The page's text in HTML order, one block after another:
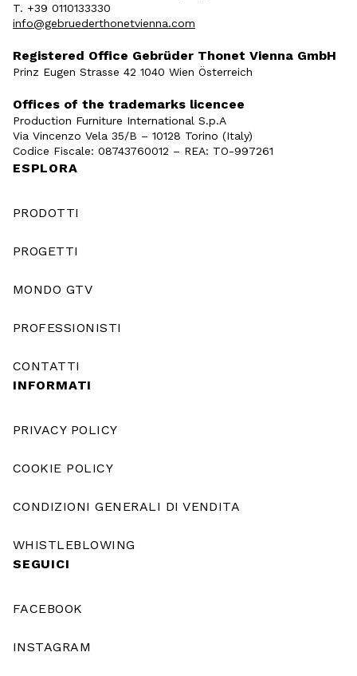
T. +39 0110133330
info@gebruederthonetvienna.com
Registered Office Gebrüder Thonet Vienna GmbH
Prinz Eugen Strasse 42 1040 Wien Österreich
Offices of the trademarks licencee
Production Furniture International S.p.A
Via Vincenzo Vela 35/B – 10128 Torino (Italy)
Codice Fiscale: 08743760012 – REA: TO-997261
ESPLORA
PRODOTTI
PROGETTI
MONDO GTV
PROFESSIONISTI
CONTATTI
INFORMATI
PRIVACY POLICY
COOKIE POLICY
CONDIZIONI GENERALI DI VENDITA
WHISTLEBLOWING
SEGUICI
FACEBOOK
INSTAGRAM